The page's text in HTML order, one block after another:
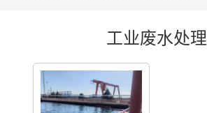
工业废水处理